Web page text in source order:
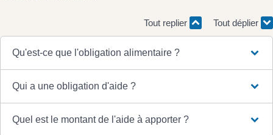
Tout replier Tout déplier
Qu'est-ce que l'obligation alimentaire ?
Qui a une obligation d'aide ?
Quel est le montant de l'aide à apporter ?